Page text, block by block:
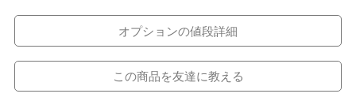
オプションの値段詳細
この商品を友達に教える